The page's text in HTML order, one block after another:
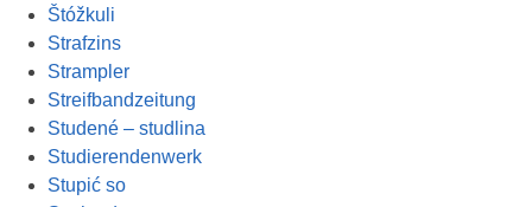
Štóžkuli
Strafzins
Strampler
Streifbandzeitung
Studené – studlina
Studierendenwerk
Stupić so